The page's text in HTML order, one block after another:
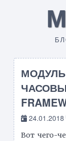
24.01.2018
Вот чего-